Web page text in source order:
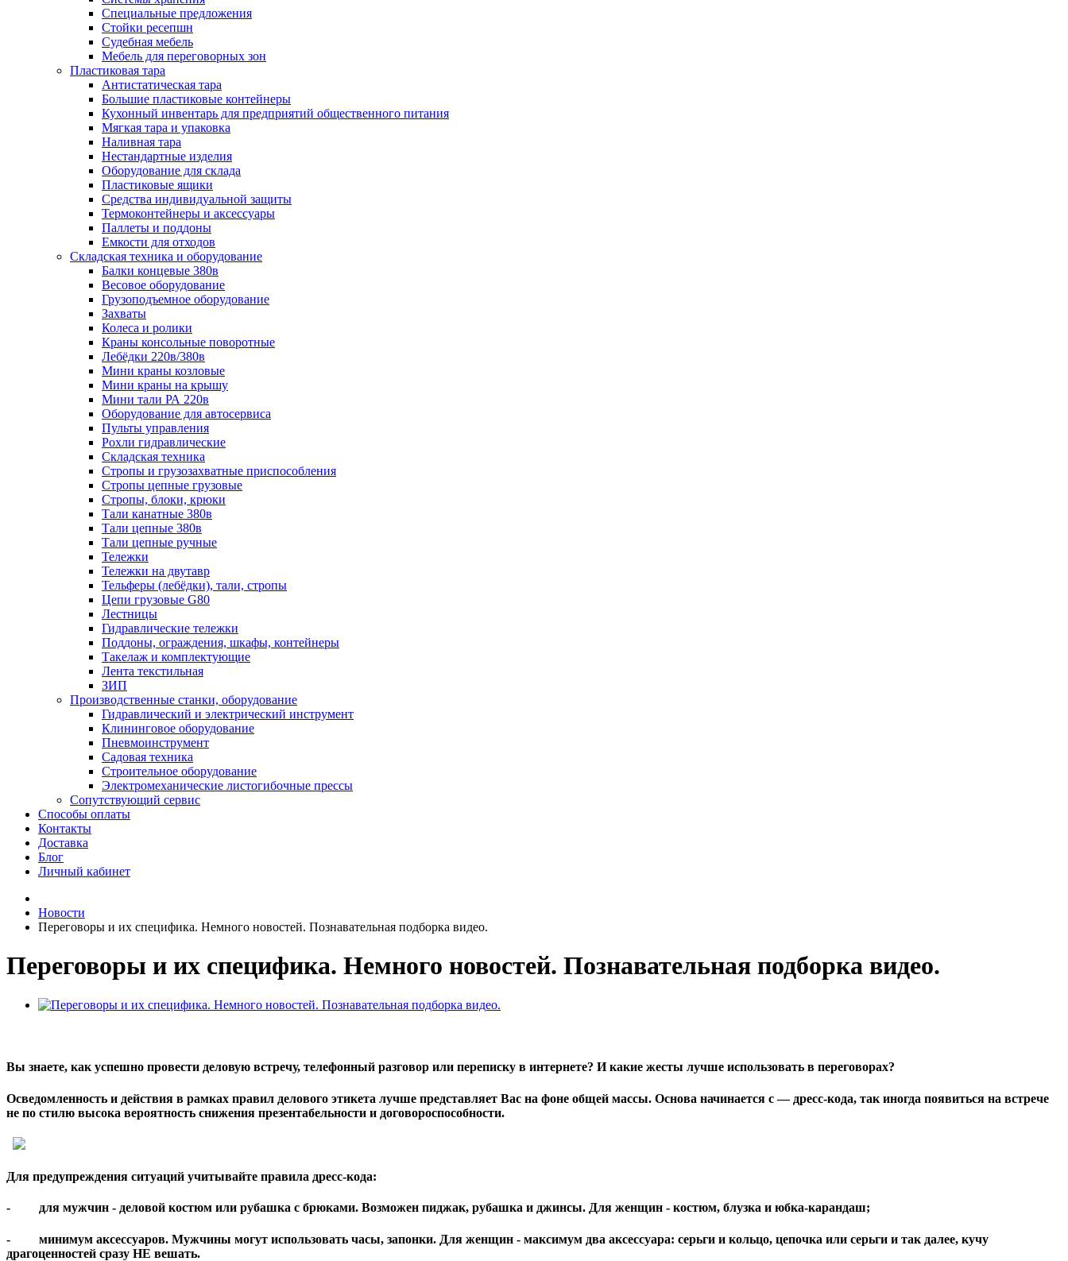
Специальные предложения
Стойки ресепшн
Судебная мебель
Мебель для переговорных зон
Пластиковая тара
Антистатическая тара
Большие пластиковые контейнеры
Кухонный инвентарь для предприятий общественного питания
Мягкая тара и упаковка
Наливная тара
Нестандартные изделия
Оборудование для склада
Пластиковые ящики
Средства индивидуальной защиты
Термоконтейнеры и аксессуары
Паллеты и поддоны
Емкости для отходов
Складская техника и оборудование
Балки концевые 380в
Весовое оборудование
Грузоподъемное оборудование
Захваты
Колеса и ролики
Краны консольные поворотные
Лебёдки 220в/380в
Мини краны козловые
Мини краны на крышу
Мини тали РА 220в
Оборудование для автосервиса
Пульты управления
Рохли гидравлические
Складская техника
Стропы и грузозахватные приспособления
Стропы цепные грузовые
Стропы, блоки, крюки
Тали канатные 380в
Тали цепные 380в
Тали цепные ручные
Тележки
Тележки на двутавр
Тельферы (лебёдки), тали, стропы
Цепи грузовые G80
Лестницы
Гидравлические тележки
Поддоны, ограждения, шкафы, контейнеры
Такелаж и комплектующие
Лента текстильная
ЗИП
Производственные станки, оборудование
Гидравлический и электрический инструмент
Клининговое оборудование
Пневмоинструмент
Садовая техника
Строительное оборудование
Электромеханические листогибочные прессы
Сопутствующий сервис
Способы оплаты
Контакты
Доставка
Блог
Личный кабинет
Новости
Переговоры и их специфика. Немного новостей. Познавательная подборка видео.
Переговоры и их специфика. Немного новостей. Познавательная подборка видео.
Вы знаете, как успешно провести деловую встречу, телефонный разговор или переписку в интернете? И какие жесты лучше использовать в переговорах?
Осведомленность и действия в рамках правил делового этикета лучше представляет Вас на фоне общей массы. Основа начинается с— дресс-кода, так иногда появиться на встрече
не по стилю высока вероятность снижения презентабельности и договороспособности.
Для предупреждения ситуаций учитывайте правила дресс-кода:
- для мужчин - деловой костюм или рубашка с брюками. Возможен пиджак, рубашка и джинсы. Для женщин - костюм, блузка и юбка-карандаш;
- минимум аксессуаров. Мужчины могут использовать часы, запонки. Для женщин - максимум два аксессуара: серьги и кольцо, цепочка или серьги и так далее, кучу
драгоценностей сразу НЕ вешать.